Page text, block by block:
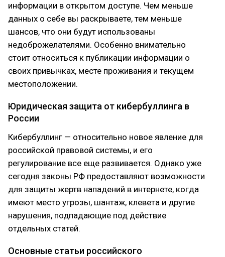
информации в открытом доступе. Чем меньше
данных о себе вы раскрываете, тем меньше
шансов, что они будут использованы
недоброжелателями. Особенно внимательно
стоит относиться к публикации информации о
своих привычках, месте проживания и текущем
местоположении.
Юридическая защита от кибербуллинга в
России
Кибербуллинг — относительно новое явление для
российской правовой системы, и его
регулирование все еще развивается. Однако уже
сегодня законы РФ предоставляют возможности
для защиты жертв нападений в интернете, когда
имеют место угрозы, шантаж, клевета и другие
нарушения, подпадающие под действие
отдельных статей.
Основные статьи российского